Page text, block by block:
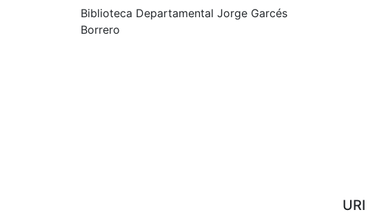
Biblioteca Departamental Jorge Garcés
Borrero
URI